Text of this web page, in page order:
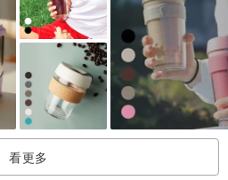
不鏽鋼環
任何包裝需求，我們皆提供您手作的
自用及送禮，不失體面也很大方^^希
看更多